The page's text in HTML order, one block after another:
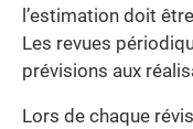
l’estimation doit
Les revues
prévisions aux
Lors de chaque